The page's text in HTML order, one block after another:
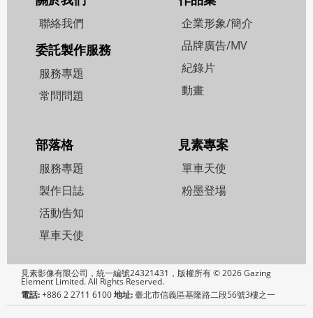
聯絡我們
委託製作服務
服務專題
常問問題
企業形象/簡介
品牌廣告/MV
紀錄片
動畫
部落格
服務專題
製作日誌
活動告知
單車天使
見素專案
單車天使
粉墨登場
見素影像有限公司，統一編號24321431，版權所有 © 2026 Gazing
Element Limited. All Rights Reserved.
電話:+886 2 2711 6100地址:臺北市信義區基隆路二段56號3樓之一